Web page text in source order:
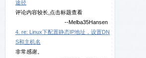
途径
评论内容较长,点击标题查看
--Melba35Hansen
4. re: Linux下配置静态IP地址，设置DN
S和主机名
非常感谢。